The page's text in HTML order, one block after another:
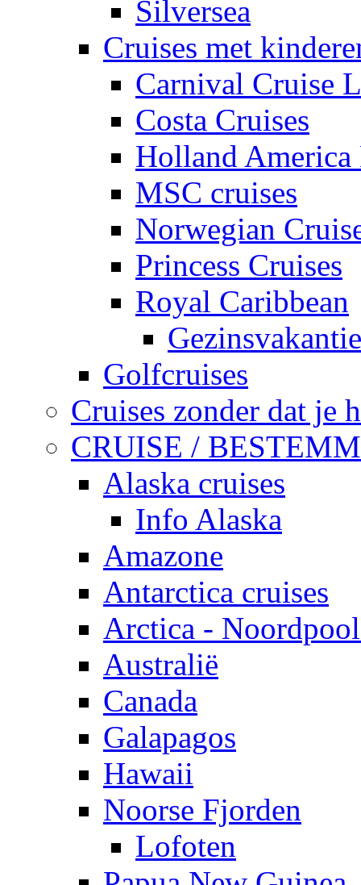
Silversea
Cruises met
Carnival Cruise
Costa Cruises
Holland America
MSC cruises
Norwegian
Princess Cruises
Royal Caribbean
Gezinsvakantie
Golfcruises
Cruises zonder dat je
CRUISE /
Alaska cruises
Info Alaska
Amazone
Antarctica cruises
Arctica -
Australië
Canada
Galapagos
Hawaii
Noorse Fjorden
Lofoten